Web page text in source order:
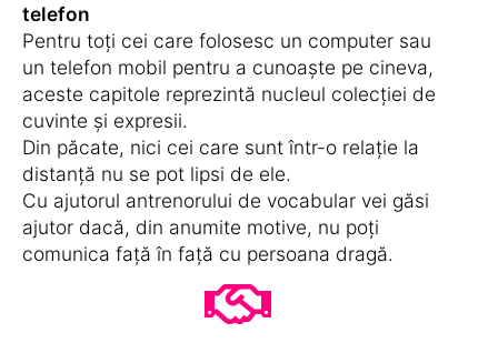
telefon
Pentru toți cei care folosesc un computer sau
un telefon mobil pentru a cunoaște pe cineva,
aceste capitole reprezintă nucleul colecției de
cuvinte și expresii.
Din păcate, nici cei care sunt într-o relație la
distanță nu se pot lipsi de ele.
Cu ajutorul antrenorului de vocabular vei găsi
ajutor dacă, din anumite motive, nu poți
comunica față în față cu persoana dragă.